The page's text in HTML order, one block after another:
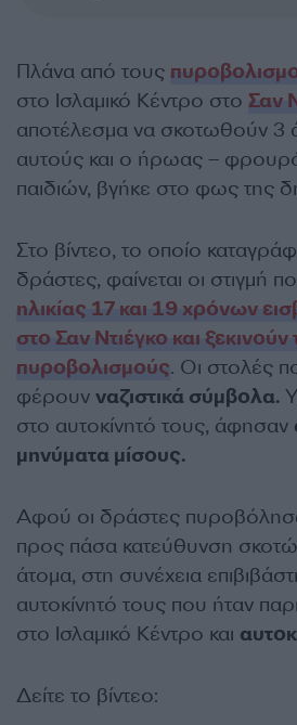
Πλάνα από τους
στο Ισλαμικό Κέντρο στο Σαν
αποτέλεσμα να σκοτωθούν 3
αυτούς και ο ήρωας –
παιδιών, βγήκε στο φως της
Στο βίντεο, το οποίο
δράστες, φαίνεται οι στιγμή
ηλικίας 17 και 19 χρόνων
στο Σαν Ντιέγκο και ξεκινούν
πυροβολισμούς. Οι στολές
φέρουν ναζιστικά σύμβολα.
στο αυτοκίνητό τους, άφησαν
μηνύματα μίσους.
Αφού οι δράστες
προς πάσα κατεύθυνση
άτομα, στη συνέχεια
αυτοκίνητό τους που ήταν
στο Ισλαμικό Κέντρο και
Δείτε το βίντεο: